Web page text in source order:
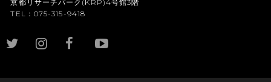
京都リサーチパーク(KRP)4号館3階
TEL：075-315-9418